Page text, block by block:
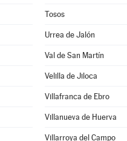
Tosos
Urrea de Jalón
Val de San Martín
Velilla de Jiloca
Villafranca de Ebro
Villanueva de Huerva
Villarroya del Campo